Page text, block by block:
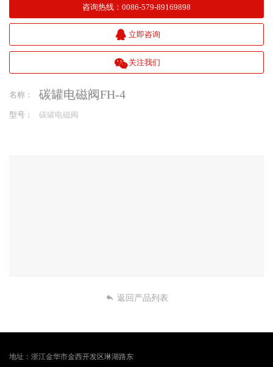
咨询热线 ： 0086-579-89169898
立即咨询
关注我们
名称： 碳罐电磁阀FH-4
型号： 碳罐电磁阀
返回产品列表
地址： 浙江金华市金西开发区琳湖路东
登
录